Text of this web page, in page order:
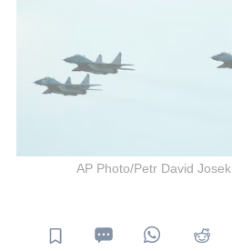
AP Photo/Petr David Josek